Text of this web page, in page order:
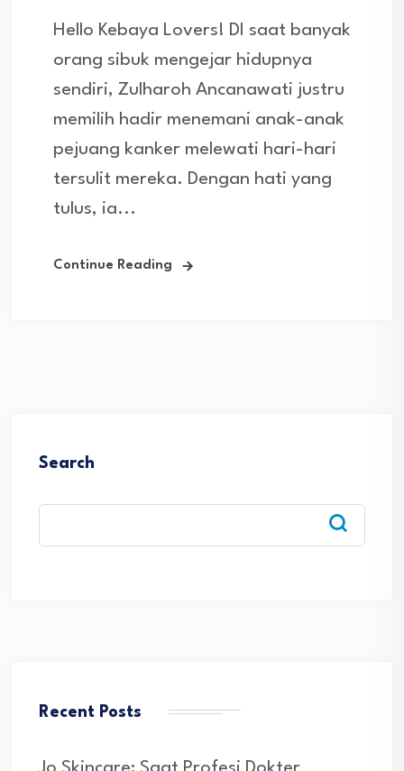
Hello Kebaya Lovers! DI saat banyak
orang sibuk mengejar hidupnya
sendiri, Zulharoh Ancanawati justru
memilih hadir menemani anak-anak
pejuang kanker melewati hari-hari
tersulit mereka. Dengan hati yang
tulus, ia...
Continue Reading
Search
Recent Posts